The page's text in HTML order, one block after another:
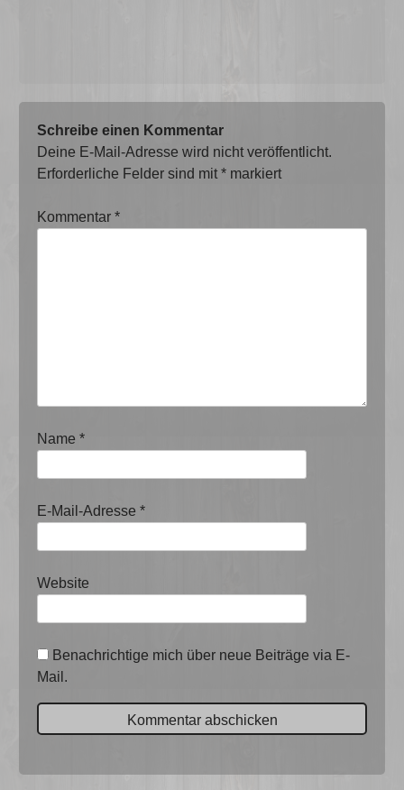
Schreibe einen Kommentar
Deine E-Mail-Adresse wird nicht veröffentlicht.
Erforderliche Felder sind mit* markiert
Kommentar*
Name*
E-Mail-Adresse*
Website
Benachrichtige mich über neue Beiträge via E-
Mail.